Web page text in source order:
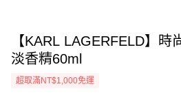
【KARL LAGERFELD】
淡香精60ml
超取滿NT$1,000免運